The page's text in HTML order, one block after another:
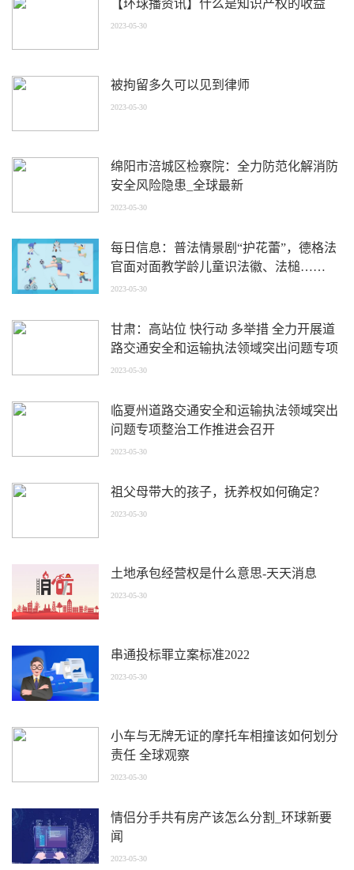
【环球播资讯】什么是知识产权的收益
2023-05-30
被拘留多久可以见到律师
2023-05-30
绵阳市涪城区检察院：全力防范化解消防
安全风险隐患_全球最新
2023-05-30
每日信息：普法情景剧“护花蕾”，德格法
官面对面教学龄儿童识法徽、法槌……
2023-05-30
甘肃：高站位 快行动 多举措 全力开展道
路交通安全和运输执法领域突出问题专项
整治
2023-05-30
临夏州道路交通安全和运输执法领域突出
问题专项整治工作推进会召开
2023-05-30
祖父母带大的孩子，抚养权如何确定？
2023-05-30
土地承包经营权是什么意思-天天消息
2023-05-30
串通投标罪立案标准2022
2023-05-30
小车与无牌无证的摩托车相撞该如何划分
责任 全球观察
2023-05-30
情侣分手共有房产该怎么分割_环球新要
闻
2023-05-30